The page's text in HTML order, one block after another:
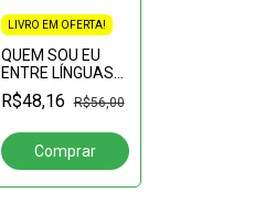
LIVRO EM OFERTA!
QUEM SOU EU
ENTRE LÍNGUAS?
IDENTIDADE,
INTERCÂMBIO E
EM CENA
R$48,16 R$56,00